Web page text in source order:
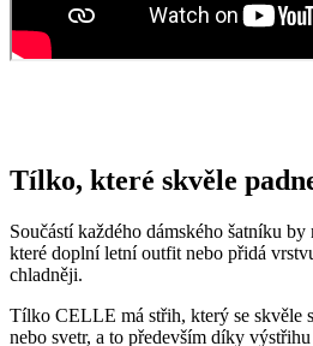
Součástí každého dámského šatníku
které doplní letní outfit nebo přidá
chladněji.
Tílko CELLE má střih, který se skvěle
nebo svetr, a to především díky výstřihu
skvěle střiženému podpaží. Silnější